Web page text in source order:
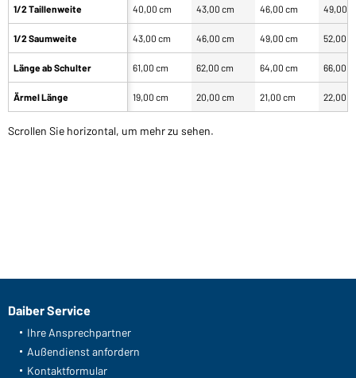
1/2 Taillenweite
1/2 Saumweite
Länge ab Schulter
Ärmel Länge
40,00 cm 43,00 cm 46,00 cm 49,00
43,00 cm 46,00 cm 49,00 cm 52,00
61,00 cm 62,00 cm 64,00 cm 66,00
19,00 cm 20,00 cm 21,00 cm 22,00
Scrollen Sie horizontal, um mehr zu sehen.
Daiber Service
Ihre Ansprechpartner
Außendienst anfordern
Kontaktformular